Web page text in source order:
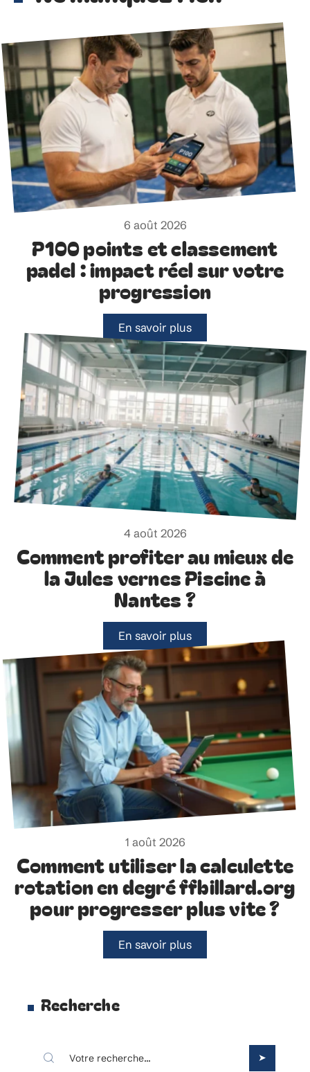
6 août 2026
P100 points et classement
padel : impact réel sur votre
progression
En savoir plus
4 août 2026
Comment profiter au mieux de
la Jules vernes Piscine à
Nantes ?
En savoir plus
1 août 2026
Comment utiliser la calculette
rotation en degré ffbillard.org
pour progresser plus vite ?
En savoir plus
Recherche